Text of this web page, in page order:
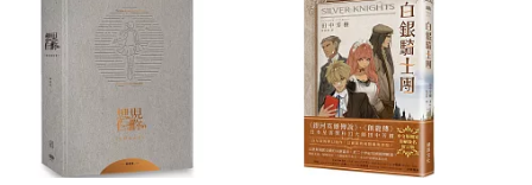
井田千秋(4) 出口仁(4)
劉慈欣(4)
原點(13) 商業周刊(13)
圓神(13) 上誼文化公司(12)
八旗文化(12) 平裝本(12)